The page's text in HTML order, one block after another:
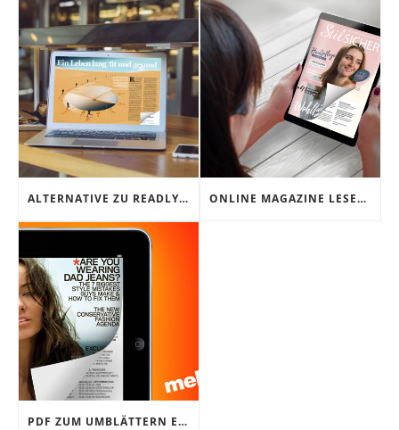
ALTERNATIVE ZU READLY: DER NEUER ONLINE KIOSK YUMPU NEWS ONLINE MAGAZINE LESEN – MIT YUMPU NEWS WAR ES NOCH NIE SO EINFACH
PDF ZUM UMBLÄTTERN ERSTELLEN IM WENIGEN SCHRITTEN